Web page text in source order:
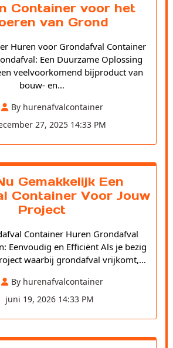
Container voor het
van Grond
Huren voor Grondafval Container
Een Duurzame Oplossing
veelvoorkomend bijproduct van
bouw- en…
By hurenafvalcontainer
27, 2025 14:33 PM
Gemakkelijk Een
Container Voor Jouw
Project
Container Huren Grondafval
Eenvoudig en Efficiënt Als je bezig
waarbij grondafval vrijkomt,…
By hurenafvalcontainer
juni 19, 2026 14:33 PM